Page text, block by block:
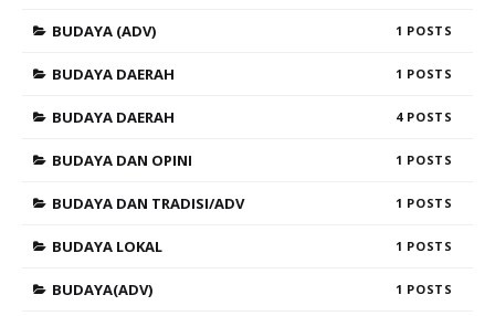
BUDAYA (ADV) 1
BUDAYA DAERAH 1
BUDAYA DAERAH 4
BUDAYA DAN OPINI 1
BUDAYA DAN TRADISI/ADV 1
BUDAYA LOKAL 1
BUDAYA(ADV) 1